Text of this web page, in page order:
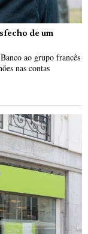
de um
ao grupo francês
nas contas